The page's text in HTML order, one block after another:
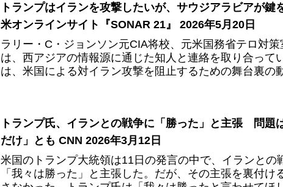
トランプはイランを攻撃したいが、サウジアラビアが
米オンラインサイト『SONAR 21』 2026年5月20日
ラリー・C・ジョンソン元CIA将校、元米国務省テロ対
は、西アジアの情報源に通じた知人と連絡を取り合って
は、米国による対イラン攻撃を阻止するための舞台裏の
トランプ氏、イランとの戦争に「勝った」と主張 問題
だけ」とも CNN 2026年3月12日
米国のトランプ大統領は11日の発言の中で、イランとの
「我々は勝った」と主張した。だが、その主張を裏付け